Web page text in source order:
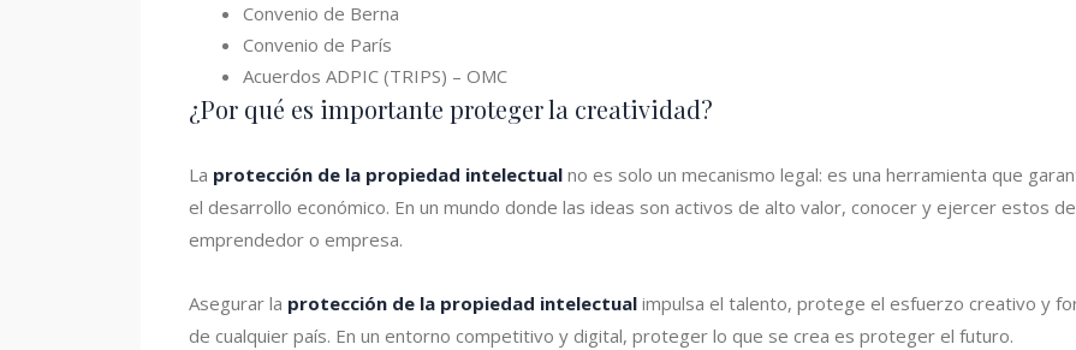
Convenio de Berna
Convenio de París
Acuerdos ADPIC (TRIPS) – OMC
¿Por qué es importante proteger la creatividad?
La protección de la propiedad intelectual no es solo un mecanismo legal: es una herramienta que
el desarrollo económico. En un mundo donde las ideas son activos de alto valor, conocer y ejercer estos
emprendedor o empresa.
Asegurar la protección de la propiedad intelectual impulsa el talento, protege el esfuerzo creativo y
de cualquier país. En un entorno competitivo y digital, proteger lo que se crea es proteger el futuro.